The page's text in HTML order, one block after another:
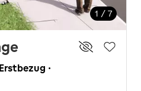
1 / 7
·